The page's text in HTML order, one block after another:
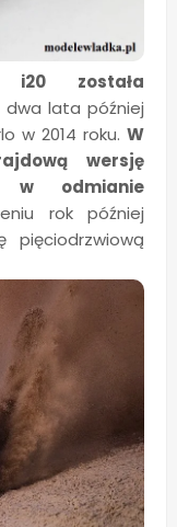
została
dwa lata później
w 2014 roku.W
wersję
w odmianie
rok później
pięciodrzwiową